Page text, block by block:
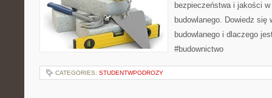
bezpieczeństwa i jakości
budowlanego. Dowiedz się
budowlanego i dlaczego
#budownictwo
CATEGORIES: STUDENTWPODROZY